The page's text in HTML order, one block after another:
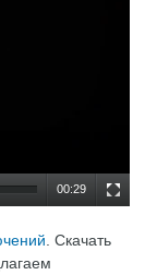
00:29
. Скачать